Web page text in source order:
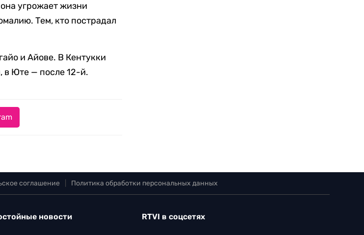
угрожает жизни
Тем, кто пострадал
и Айове. В Кентукки
в Юте — после 12-й.
соглашение Политика обработки персональных данных
новости RTVI в соцсетях